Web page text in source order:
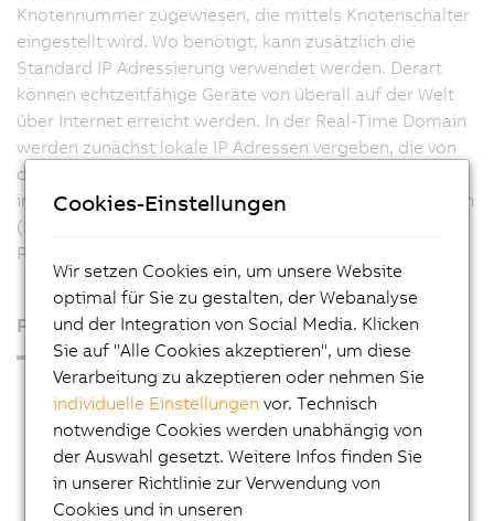
Knotennummer zugewiesen, die mittels Knotenschalter
eingestellt wird. Wo benötigt, kann zusätzlich die
Standard IP Adressierung verwendet werden. Derart
können echtzeitfähige Geräte von überall auf der Welt
über Internet erreicht werden. In der Real-Time Domain
werden zunächst lokale IP Adressen vergeben, die von
der Knotennummer abgeleitet werden. Der Übergang
ins Internet erfolgt mittels Network Address Translation
(NAT), wie beim Anschluss an einen Internet Service
Provider.
Produkte
Industrie PCs
Visualisieren und Bedienen
Steuerungssysteme
I/O Systeme
Cookies-Einstellungen
Wir setzen Cookies ein, um unsere Website
optimal für Sie zu gestalten, der Webanalyse
und der Integration von Social Media. Klicken
Sie auf "Alle Cookies akzeptieren", um diese
Verarbeitung zu akzeptieren oder nehmen Sie
individuelle Einstellungen vor. Technisch
notwendige Cookies werden unabhängig von
der Auswahl gesetzt. Weitere Infos finden Sie
in unserer Richtlinie zur Verwendung von
Cookies und in unseren